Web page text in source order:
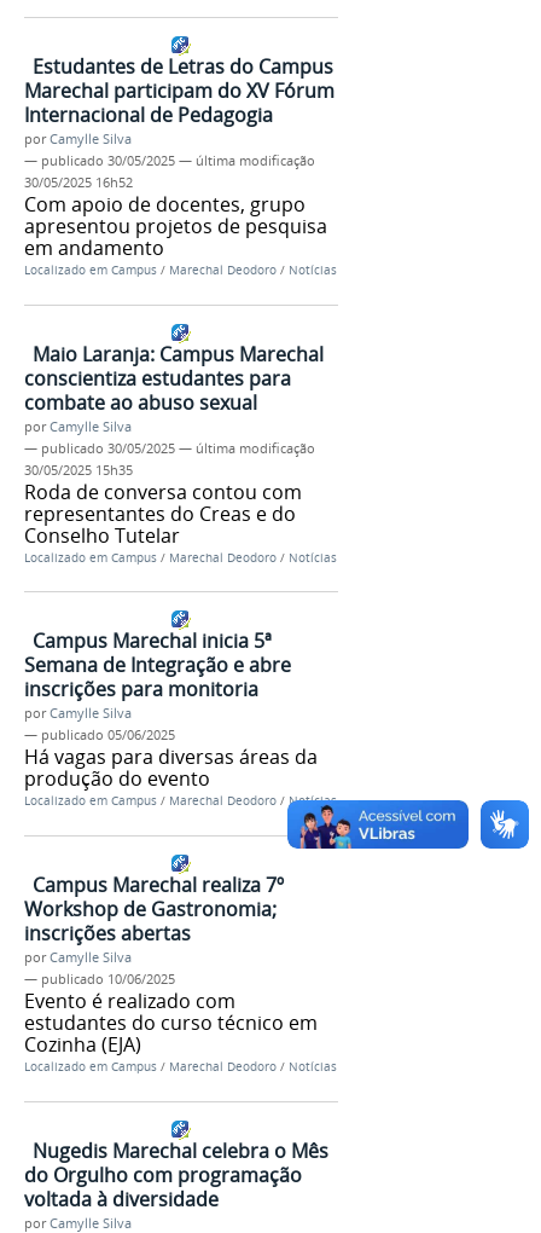
Estudantes de Letras do Campus
Marechal participam do XV Fórum
Internacional de Pedagogia
porCamylle Silva
— publicado 30/05/2025 — última modificação
30/05/2025 16h52
Com apoio de docentes, grupo
apresentou projetos de pesquisa
em andamento
Localizado em Campus / Marechal Deodoro / Notícias
Maio Laranja: Campus Marechal
conscientiza estudantes para
combate ao abuso sexual
porCamylle Silva
— publicado 30/05/2025 — última modificação
30/05/2025 15h35
Roda de conversa contou com
representantes do Creas e do
Conselho Tutelar
Localizado em Campus / Marechal Deodoro / Notícias
Campus Marechal inicia 5ª
Semana de Integração e abre
inscrições para monitoria
porCamylle Silva
— publicado 05/06/2025
Há vagas para diversas áreas da
produção do evento
Localizado em Campus / Marechal Deodoro / Notícias
Campus Marechal realiza 7º
Workshop de Gastronomia;
inscrições abertas
porCamylle Silva
— publicado 10/06/2025
Evento é realizado com
estudantes do curso técnico em
Cozinha (EJA)
Localizado em Campus / Marechal Deodoro / Notícias
Nugedis Marechal celebra o Mês
do Orgulho com programação
voltada à diversidade
porCamylle Silva